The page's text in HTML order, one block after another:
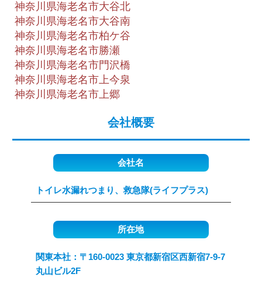
神奈川県海老名市大谷北
神奈川県海老名市大谷南
神奈川県海老名市柏ケ谷
神奈川県海老名市勝瀬
神奈川県海老名市門沢橋
神奈川県海老名市上今泉
神奈川県海老名市上郷
会社概要
会社名
トイレ水漏れつまり、救急隊(ライフプラス)
所在地
関東本社：〒160-0023 東京都新宿区西新宿7-9-7
丸山ビル2F